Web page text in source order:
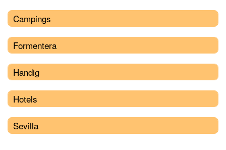
Campings
Formentera
Handig
Hotels
Sevilla